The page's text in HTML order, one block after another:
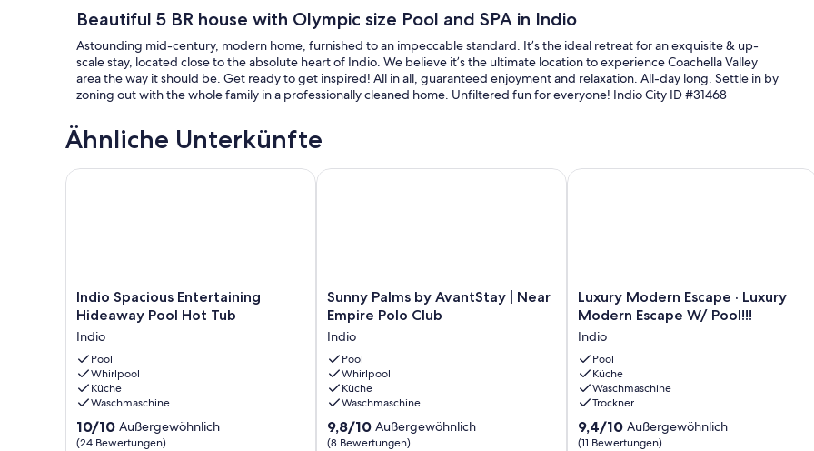
Beautiful 5 BR house with Olympic size Pool and SPA in Indio
Astounding mid-century, modern home, furnished to an impeccable standard. It’s the ideal retreat for an exquisite & up-
scale stay, located close to the absolute heart of Indio. We believe it’s the ultimate location to experience Coachella Valley
area the way it should be. Get ready to get inspired! All in all, guaranteed enjoyment and relaxation. All-day long. Settle in by
zoning out with the whole family in a professionally cleaned home. Unfiltered fun for everyone! Indio City ID #31468
Ähnliche Unterkünfte
Indio
Spacious
Entertaining
Hideaway
Pool
Hot
Tub
Indio
Indio Spacious Entertaining
Hideaway Pool Hot Tub
Indio
Pool
Whirlpool
Küche
Waschmaschine
10.0
von
10/10 Außergewöhnlich
(24 Bewertungen)
Indio Spacious Entertaining Hideaway Pool Hot Tub
Sunny
Palms
AvantStay
|
Near
Empire
Polo
Club
Indio
Sunny Palms by AvantStay | Near
Empire Polo Club
Indio
Pool
Whirlpool
Küche
Waschmaschine
9.8
von
9,8/10 Außergewöhnlich
(8 Bewertungen)
Sunny Palms by AvantStay | Near Empire Polo Club
Luxury
Modern
·
Luxury
Modern
Escape
W/
Pool!!!
Indio
Luxury Modern Escape · Luxury
Modern Escape W/ Pool!!!
Indio
Pool
Küche
Waschmaschine
Trockner
9.4
von
9,4/10 Außergewöhnlich
(11 Bewertungen)
Luxury Modern Escape · Luxury